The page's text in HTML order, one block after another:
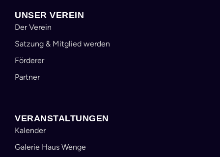
UNSER VEREIN
Der Verein
Satzung & Mitglied werden
Förderer
Partner
VERANSTALTUNGEN
Kalender
Galerie Haus Wenge